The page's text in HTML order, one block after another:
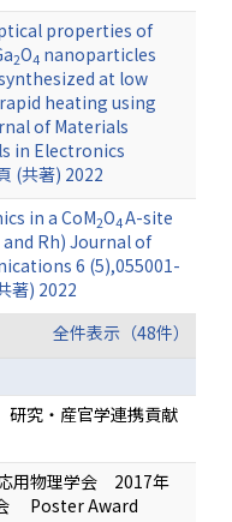
properties of
2O4 nanoparticles
at low
heating using
of Materials
in Electronics
(共著) 2022
in a CoM2O4A-site
and Rh) Journal of
6 (5),055001-
著) 2022
全件表示（48件）
究・産官学連携貢献
用物理学会 2017年
Poster Award